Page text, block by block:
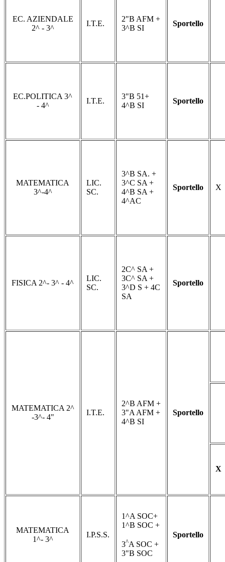
EC. AZIENDALE
2^ - 3^
I.T.E.
2"B AFM +
3^B SI
Sportello
EC.POLITICA 3^
- 4^
I.T.E.
3"B 51+
4^B SI
Sportello
MATEMATICA
3^-4^
LIC.
SC.
3^B SA. +
3^C SA +
4^B SA +
4^AC
Sportello X
FISICA 2^- 3^ - 4^
LIC.
SC.
2C^ SA +
3C^ SA +
3^D S + 4C
SA
Sportello
MATEMATICA 2^
-3^- 4"
I.T.E.
2^B AFM +
3"A AFM +
4^B SI
Sportello
X
MATEMATICA
1^- 3^
I.P.S.S.
1^A SOC+
1^B SOC +
3^A SOC +
3"B SOC
Sportello